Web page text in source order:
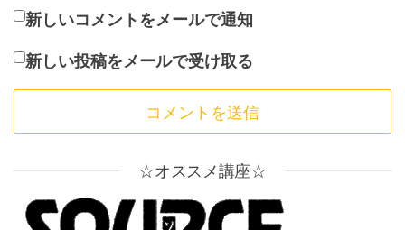
新しいコメントをメールで通知
新しい投稿をメールで受け取る
☆オススメ講座☆